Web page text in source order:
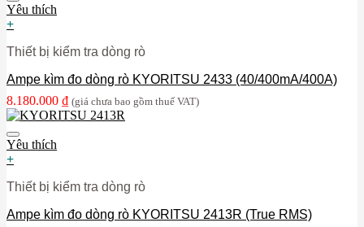
Yêu thích
+
Thiết bị kiểm tra dòng rò
Ampe kìm đo dòng rò KYORITSU 2433 (40/400mA/400A)
8.180.000 ₫ (giá chưa bao gồm thuế VAT)
Yêu thích
+
Thiết bị kiểm tra dòng rò
Ampe kìm đo dòng rò KYORITSU 2413R (True RMS)